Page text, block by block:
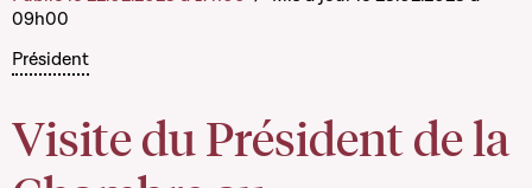
Président
Visite du Président de la
09h00